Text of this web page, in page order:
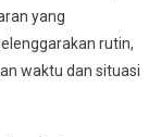
yang
rutin,
waktu dan situasi